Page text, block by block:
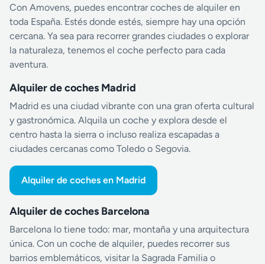
Con Amovens, puedes encontrar coches de alquiler en
toda España. Estés donde estés, siempre hay una opción
cercana. Ya sea para recorrer grandes ciudades o explorar
la naturaleza, tenemos el coche perfecto para cada
aventura.
Alquiler de coches Madrid
Madrid es una ciudad vibrante con una gran oferta cultural
y gastronómica. Alquila un coche y explora desde el
centro hasta la sierra o incluso realiza escapadas a
ciudades cercanas como Toledo o Segovia.
Alquiler de coches en Madrid
Alquiler de coches Barcelona
Barcelona lo tiene todo: mar, montaña y una arquitectura
única. Con un coche de alquiler, puedes recorrer sus
barrios emblemáticos, visitar la Sagrada Familia o